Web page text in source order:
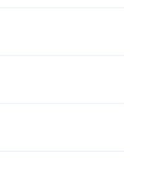
o'yinini o'ynashim
mumkin! Poki
mobil